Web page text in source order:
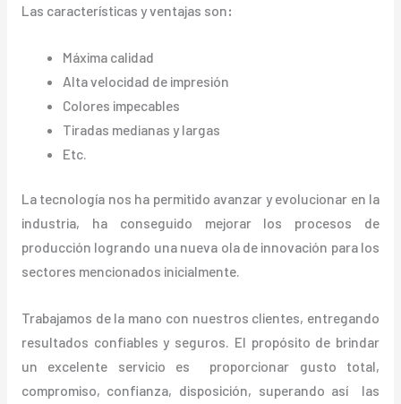
Las características y ventajas son:
Máxima calidad
Alta velocidad de impresión
Colores impecables
Tiradas medianas y largas
Etc.
La tecnología nos ha permitido avanzar y evolucionar en la
industria, ha conseguido mejorar los procesos de
producción logrando una nueva ola de innovación para los
sectores mencionados inicialmente.
Trabajamos de la mano con nuestros clientes, entregando
resultados confiables y seguros. El propósito de brindar
un excelente servicio es proporcionar gusto total,
compromiso, confianza, disposición, superando así las